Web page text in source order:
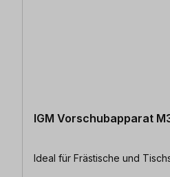
IGM Vorschubapparat
Ideal für Frästische und